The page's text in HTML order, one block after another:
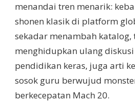
menandai tren menarik:
shonen klasik di platform
sekadar menambah katalog,
menghidupkan ulang
pendidikan keras, juga arti
sosok guru berwujud
berkecepatan Mach 20.